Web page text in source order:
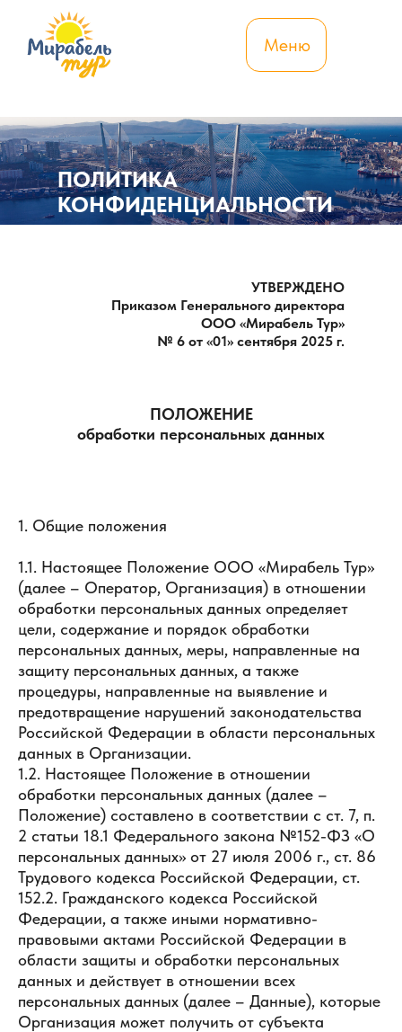
Меню
ПОЛИТИКА
КОНФИДЕНЦИАЛЬНОСТИ
ПОЛОЖЕНИЕ
обработки персональных данных
УТВЕРЖДЕНО
Приказом Генерального директора
ООО «Мирабель Тур»
№ 6 от «01» сентября 2025 г.
1. Общие положения
1.1. Настоящее Положение ООО «Мирабель Тур»
(далее – Оператор, Организация) в отношении
обработки персональных данных определяет
цели, содержание и порядок обработки
персональных данных, меры, направленные на
защиту персональных данных, а также
процедуры, направленные на выявление и
предотвращение нарушений законодательства
Российской Федерации в области персональных
данных в Организации.
1.2. Настоящее Положение в отношении
обработки персональных данных (далее –
Положение) составлено в соответствии с ст. 7, п.
2 статьи 18.1 Федерального закона №152-ФЗ «О
персональных данных» от 27 июля 2006 г., ст. 86
Трудового кодекса Российской Федерации, ст.
152.2. Гражданского кодекса Российской
Федерации, а также иными нормативно-
правовыми актами Российской Федерации в
области защиты и обработки персональных
данных и действует в отношении всех
персональных данных (далее – Данные), которые
Организация может получить от субъекта